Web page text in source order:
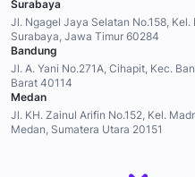
Surabaya
Jl. Ngagel Jaya Selatan No.158,
Surabaya, Jawa Timur 60284
Bandung
Jl. A. Yani No.271A, Cihapit, Kec.
Barat 40114
Medan
Jl. KH. Zainul Arifin No.152, Kel.
Medan, Sumatera Utara 20151